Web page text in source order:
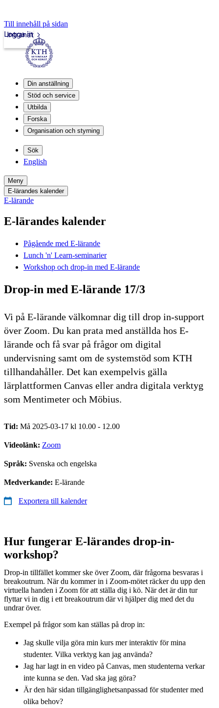
Till innehåll på sidan
Intranät
Logga in
Din anställning
Stöd och service
Utbilda
Forska
Organisation och styrning
Sök
English
Meny
E-lärandes kalender
E-lärande
E-lärandes kalender
Pågående med E-lärande
Lunch 'n' Learn-seminarier
Workshop och drop-in med E-lärande
Drop-in med E-lärande 17/3
Vi på E-lärande välkomnar dig till drop in-support
över Zoom. Du kan prata med anställda hos E-
lärande och få svar på frågor om digital
undervisning samt om de systemstöd som KTH
tillhandahåller. Det kan exempelvis gälla
lärplattformen Canvas eller andra digitala verktyg
som Mentimeter och Möbius.
Tid: Må 2025-03-17 kl 10.00 - 12.00
Videolänk: Zoom
Språk: Svenska och engelska
Medverkande: E-lärande
Exportera till kalender
Hur fungerar E-lärandes drop-in-
workshop?
Drop-in tillfället kommer ske över Zoom, där frågorna besvaras i
breakoutrum. När du kommer in i Zoom-mötet räcker du upp den
virtuella handen i Zoom för att ställa dig i kö. När det är din tur
flyttar vi in dig i ett breakoutrum där vi hjälper dig med det du
undrar över.
Exempel på frågor som kan ställas på drop in:
Jag skulle vilja göra min kurs mer interaktiv för mina
studenter. Vilka verktyg kan jag använda?
Jag har lagt in en video på Canvas, men studenterna verkar
inte kunna se den. Vad ska jag göra?
Är den här sidan tillgänglighetsanpassad för studenter med
olika behov?